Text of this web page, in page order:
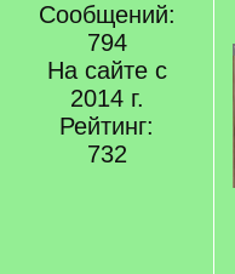
Сообщений:
794
На сайте с
2014 г.
Рейтинг:
732